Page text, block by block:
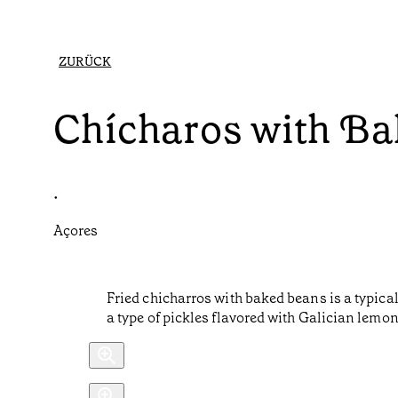
ZURÜCK
Chícharos with
•
Açores
Fried chicharros with baked beans is a
a type of pickles flavored with Galician